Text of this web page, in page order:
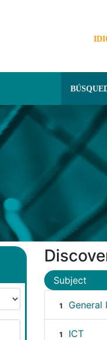
Subject
1 General
1 ICT